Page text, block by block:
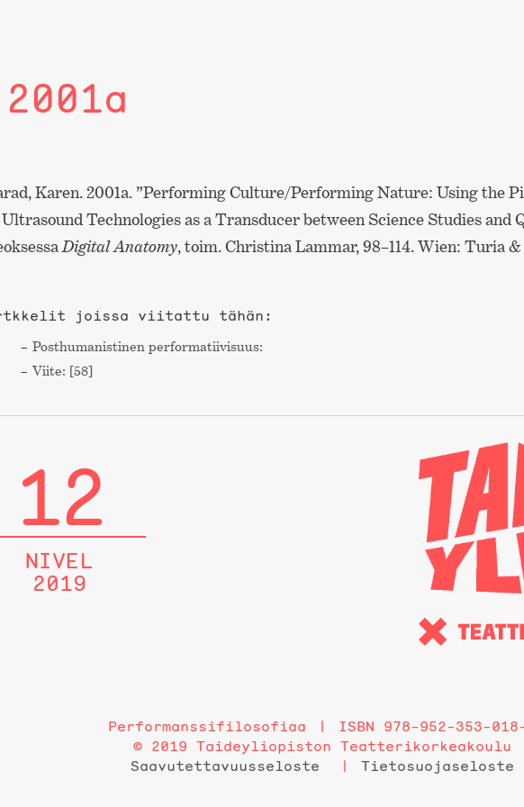
Karen. 2001a. ”Performing Culture/Performing Nature: Using the
Technologies as a Transducer between Science Studies and
Digital Anatomy, toim. Christina Lammar, 98–114. Wien: Turia
joissa viitattu tähän:
Post­humanistinen performa­tiivisuus:
Viite: [58]
12
NIVEL
2019
Performanssifilosofiaa
ISBN 978-952-353-
© 2019 Taideyliopiston Teatterikorkeakoulu
Saavutettavuusseloste
Tietosuojaseloste